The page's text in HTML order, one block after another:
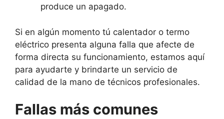
produce un apagado.
Si en algún momento tú calentador o termo
eléctrico presenta alguna falla que afecte de
forma directa su funcionamiento, estamos aquí
para ayudarte y brindarte un servicio de
calidad de la mano de técnicos profesionales.
Fallas más comunes